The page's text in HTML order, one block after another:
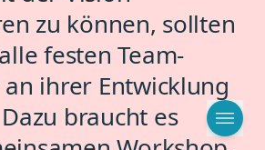
zu können, sollten
festen Team-
ihrer Entwicklung
braucht es